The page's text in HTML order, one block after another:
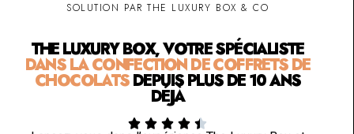
SOLUTION PAR THE LUXURY BOX & CO
THE LUXURY BOX, VOTRE SPÉCIALISTE
DANS LA CONFECTION DE COFFRETS DE
CHOCOLATSDEPUIS PLUS DE 10 ANS
DÉJÀ
    